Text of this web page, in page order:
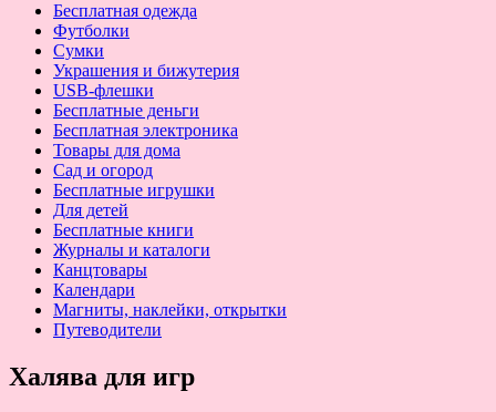
Бесплатная одежда
Футболки
Сумки
Украшения и бижутерия
USB-флешки
Бесплатные деньги
Бесплатная электроника
Товары для дома
Сад и огород
Бесплатные игрушки
Для детей
Бесплатные книги
Журналы и каталоги
Канцтовары
Календари
Магниты, наклейки, открытки
Путеводители
Халява для игр